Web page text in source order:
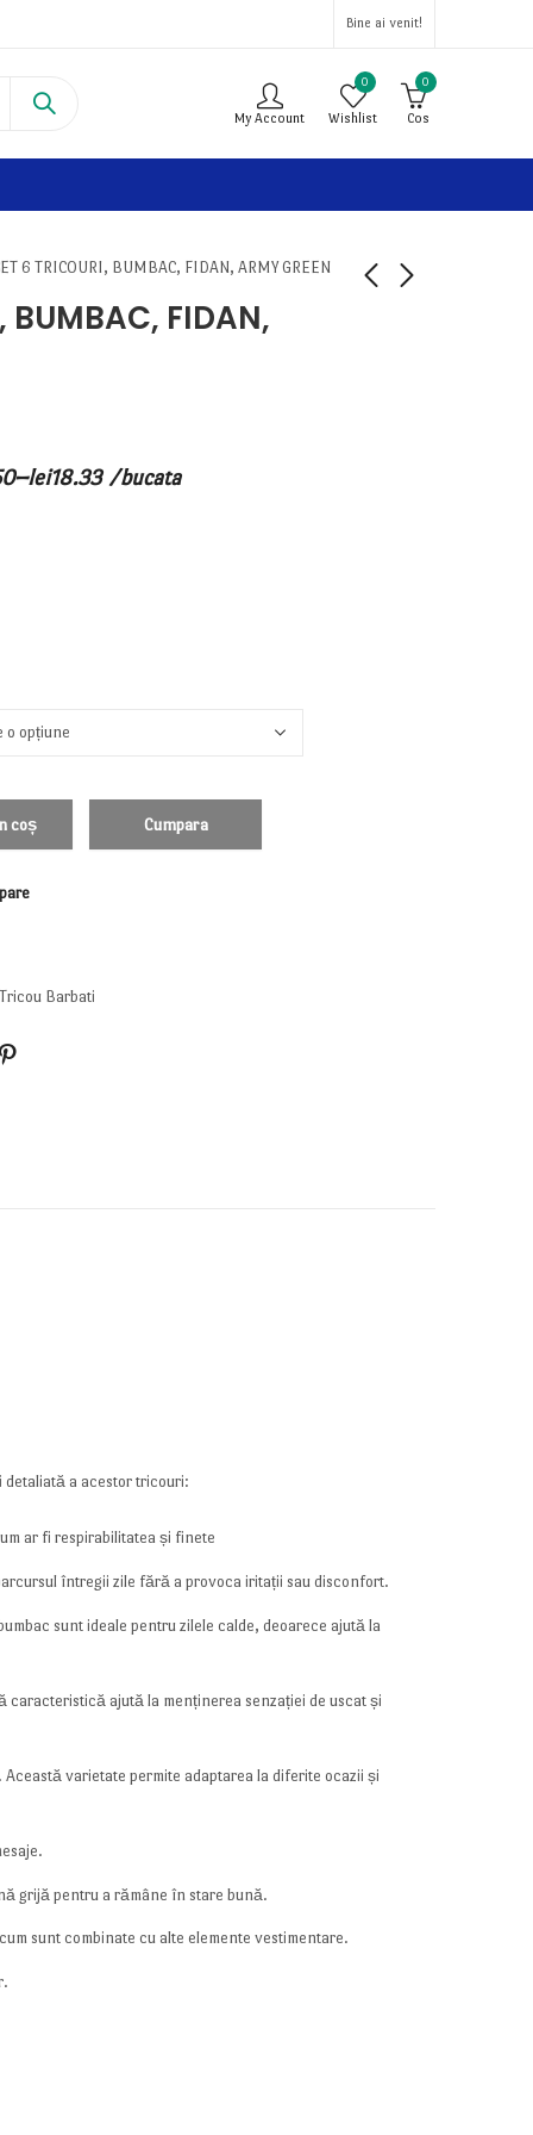
Bine ai venit!
My Account
0
Wishlist
0
Cos
6 TRICOURI, BUMBAC, FIDAN, ARMY GREEN
BUMBAC, FIDAN,
–lei18.33 /bucata
coș Cumpara
Tricou Barbati
a acestor tricouri:
ar fi respirabilitatea și finete
întregii zile fără a provoca iritații sau disconfort.
sunt ideale pentru zilele calde, deoarece ajută la
caracteristică ajută la menținerea senzației de uscat și
varietate permite adaptarea la diferite ocazii și
grijă pentru a rămâne în stare bună.
sunt combinate cu alte elemente vestimentare.